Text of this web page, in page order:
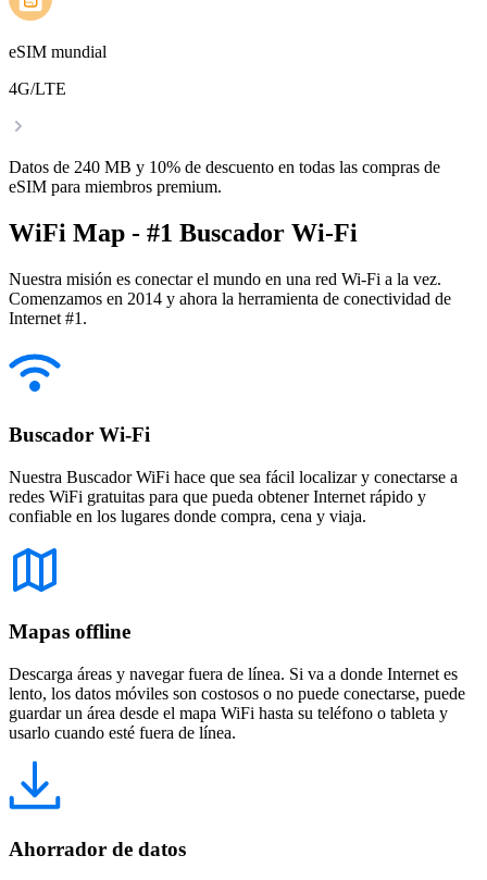
eSIM mundial
4G/LTE
Datos de 240 MB y 10% de descuento en todas las compras de
eSIM para miembros premium.
WiFi Map - #1 Buscador Wi-Fi
Nuestra misión es conectar el mundo en una red Wi-Fi a la vez.
Comenzamos en 2014 y ahora la herramienta de conectividad de
Internet #1.
Buscador Wi-Fi
Nuestra Buscador WiFi hace que sea fácil localizar y conectarse a
redes WiFi gratuitas para que pueda obtener Internet rápido y
confiable en los lugares donde compra, cena y viaja.
Mapas offline
Descarga áreas y navegar fuera de línea. Si va a donde Internet es
lento, los datos móviles son costosos o no puede conectarse, puede
guardar un área desde el mapa WiFi hasta su teléfono o tableta y
usarlo cuando esté fuera de línea.
Ahorrador de datos